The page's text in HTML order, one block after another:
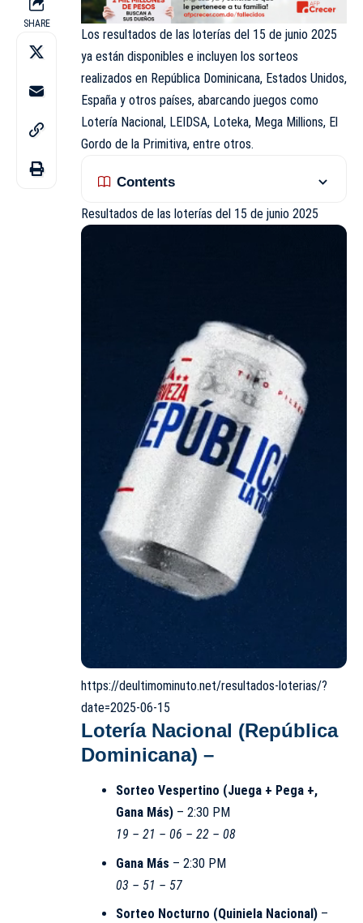
SHARE
Los resultados de las loterías del 15 de junio 2025
ya están disponibles e incluyen los sorteos
realizados en República Dominicana, Estados Unidos,
España y otros países, abarcando juegos como
Lotería Nacional, LEIDSA, Loteka, Mega Millions, El
Gordo de la Primitiva, entre otros.
Contents
Resultados de las loterías del 15 de junio 2025
https://deultimominuto.net/resultados-loterias/?
date=2025-06-15
Lotería Nacional (República
Dominicana) –
Sorteo Vespertino (Juega + Pega +,
Gana Más)– 2:30 PM
19 – 21 – 06 – 22 – 08
Gana Más – 2:30 PM
03 – 51 – 57
Sorteo Nocturno (Quiniela Nacional)–